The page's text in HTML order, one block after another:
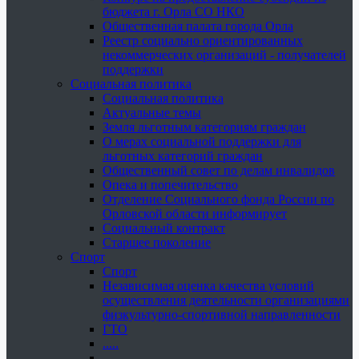
бюджета г. Орла СО НКО
Общественная палата города Орла
Реестр социально ориентированных
некоммерческих организаций - получателей
поддержки
Социальная политика
Социальная политика
Актуальные темы
Земля льготным категориям граждан
О мерах социальной поддержки для
льготных категорий граждан
Общественный совет по делам инвалидов
Опека и попечительство
Отделение Социального фонда России по
Орловской области информирует
Социальный контракт
Старшее поколение
Спорт
Спорт
Независимая оценка качества условий
осуществления деятельности организациями
физкультурно-спортивной направленности
ГТО
.....